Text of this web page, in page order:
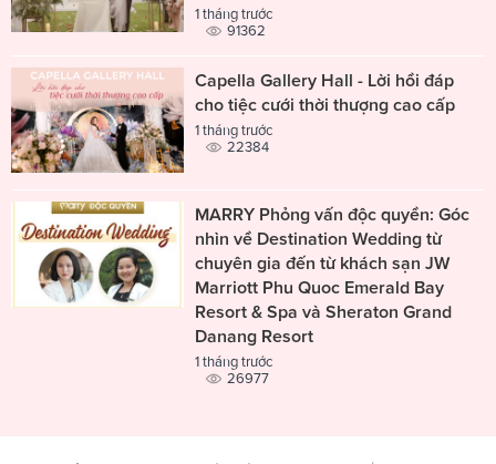
1 tháng trước
91362
Capella Gallery Hall - Lời hồi đáp
cho tiệc cưới thời thượng cao cấp
1 tháng trước
22384
MARRY Phỏng vấn độc quyền: Góc
nhìn về Destination Wedding từ
chuyên gia đến từ khách sạn JW
Marriott Phu Quoc Emerald Bay
Resort & Spa và Sheraton Grand
Danang Resort
1 tháng trước
26977